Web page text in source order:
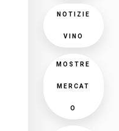
NOTIZIE
VINO
MOSTRE
MERCAT
O